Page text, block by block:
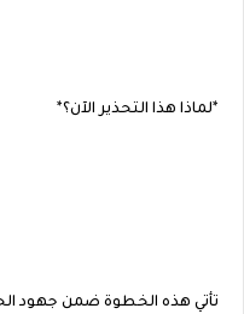
*لماذا هذا التحذير الآن؟*
تأتي هذه الخطوة ضمن جهود